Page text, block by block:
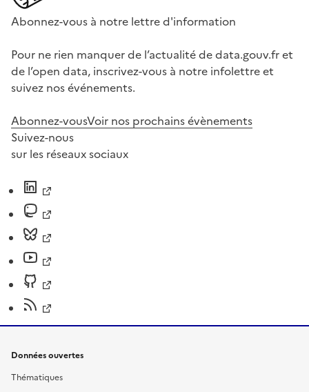
Abonnez-vous à notre lettre d'information
Pour ne rien manquer de l’actualité de data.gouv.fr et
de l’open data, inscrivez-vous à notre infolettre et
suivez nos événements.
Abonnez-vousVoir nos prochains évènements
Suivez-nous
sur les réseaux sociaux
Données ouvertes
Thématiques